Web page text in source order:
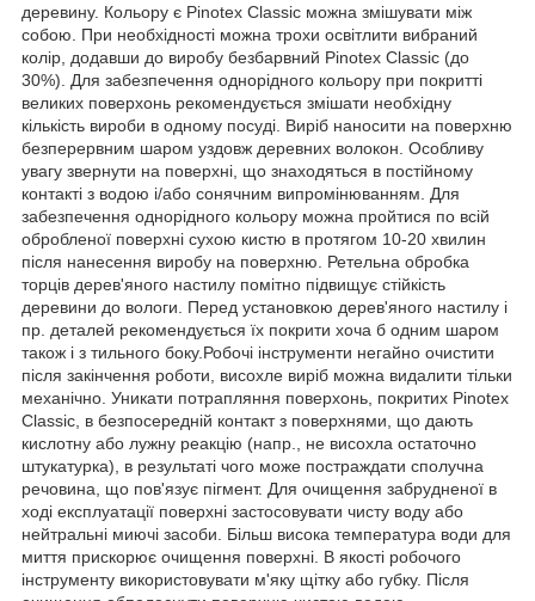
деревину. Кольору є Pinotex Classic можна змішувати між
собою. При необхідності можна трохи освітлити вибраний
колір, додавши до виробу безбарвний Pinotex Classic (до
30%). Для забезпечення однорідного кольору при покритті
великих поверхонь рекомендується змішати необхідну
кількість вироби в одному посуді. Виріб наносити на поверхню
безперервним шаром уздовж деревних волокон. Особливу
увагу звернути на поверхні, що знаходяться в постійному
контакті з водою і/або сонячним випромінюванням. Для
забезпечення однорідного кольору можна пройтися по всій
обробленої поверхні сухою кистю в протягом 10-20 хвилин
після нанесення виробу на поверхню. Ретельна обробка
торців дерев'яного настилу помітно підвищує стійкість
деревини до вологи. Перед установкою дерев'яного настилу і
пр. деталей рекомендується їх покрити хоча б одним шаром
також і з тильного боку.Робочі інструменти негайно очистити
після закінчення роботи, висохле виріб можна видалити тільки
механічно. Уникати потрапляння поверхонь, покритих Pinotex
Classic, в безпосередній контакт з поверхнями, що дають
кислотну або лужну реакцію (напр., не висохла остаточно
штукатурка), в результаті чого може постраждати сполучна
речовина, що пов'язує пігмент. Для очищення забрудненої в
ході експлуатації поверхні застосовувати чисту воду або
нейтральні миючі засоби. Більш висока температура води для
миття прискорює очищення поверхні. В якості робочого
інструменту використовувати м'яку щітку або губку. Після